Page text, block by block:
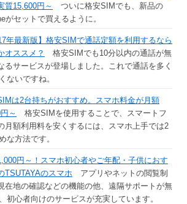
質15,600円～
ついに格安SIMでも、新品の
がセットで買えるように。
年最新版】格安SIMで通話定額を利用するなら
オススメ？
格安SIMでも10分以内の通話が無
るサービスが登場しました。これで通話を多く
ないですね。
は2台持ちがおすすめ。スマホ料金が月額
～
格安SIMを使用することで、スマートフ
月額利用料を安くするには、スマホ上手では2
な方法です。
円～！スマホ初心者やご年配・子供におす
TSUTAYAのスマホ アプリやネットの閲覧制
在地の確認などの機能の他、遠隔サポートが無
初心者向けのサービスが充実しています。